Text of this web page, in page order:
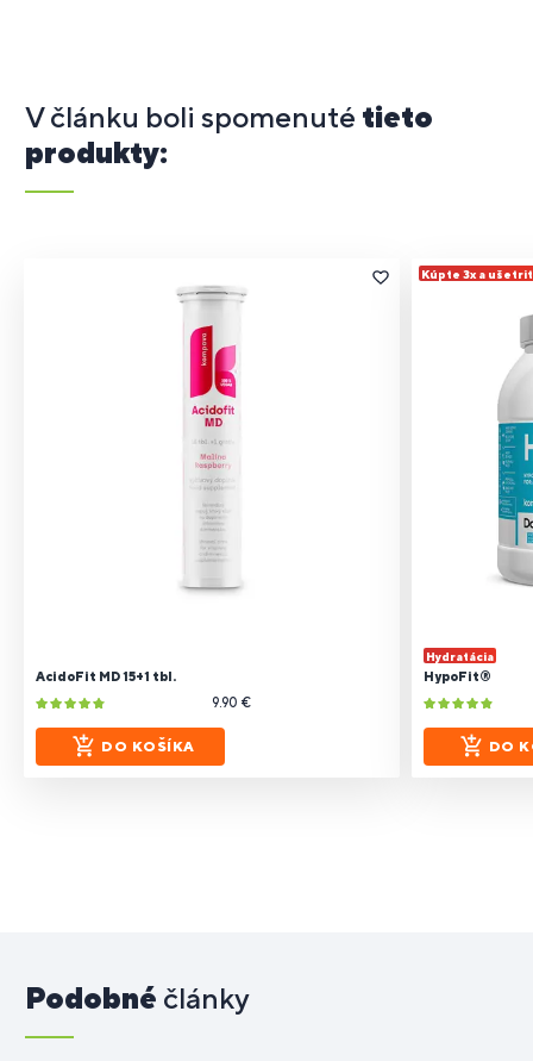
V článku boli spomenuté tieto
produkty:
AcidoFit MD 15+1 tbl.
9.90 €
DO KOŠÍKA
Kúpte 3x a
Hydratácia
HypoFit®
DO
Podobné články